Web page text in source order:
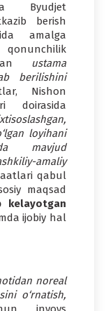
Byudjet
berish
amalga
ustama
berilishini
Nishon
doirasida
loyihani
mavjud
amaliy
qabul
maqsad
kelayotgan
ijobiy hal
noreal
o‘rnatish,